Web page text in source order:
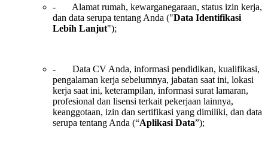
- Alamat rumah, kewarganegaraan, status izin kerja,
dan data serupa tentang Anda ("Data Identifikasi
Lebih Lanjut");
- Data CV Anda, informasi pendidikan, kualifikasi,
pengalaman kerja sebelumnya, jabatan saat ini, lokasi
kerja saat ini, keterampilan, informasi surat lamaran,
profesional dan lisensi terkait pekerjaan lainnya,
keanggotaan, izin dan sertifikasi yang dimiliki, dan data
serupa tentang Anda (“Aplikasi Data”);